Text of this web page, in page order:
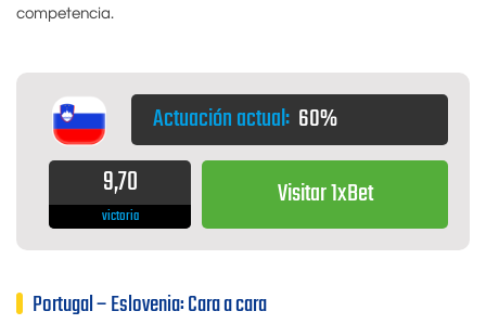
competencia.
Actuación actual: 60%
9,70
victoria
Visitar 1xBet
Portugal – Eslovenia: Cara a cara